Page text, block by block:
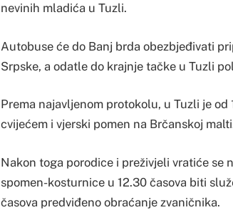
nevinih mladića u Tuzli.
Autobuse će do Banj brda obezbjeđivati
Srpske, a odatle do krajnje tačke u Tuzli
Prema najavljenom protokolu, u Tuzli je od
cvijećem i vjerski pomen na Brčanskoj
Nakon toga porodice i preživjeli vratiće se
spomen-kosturnice u 12.30 časova biti
časova predviđeno obraćanje zvaničnika.